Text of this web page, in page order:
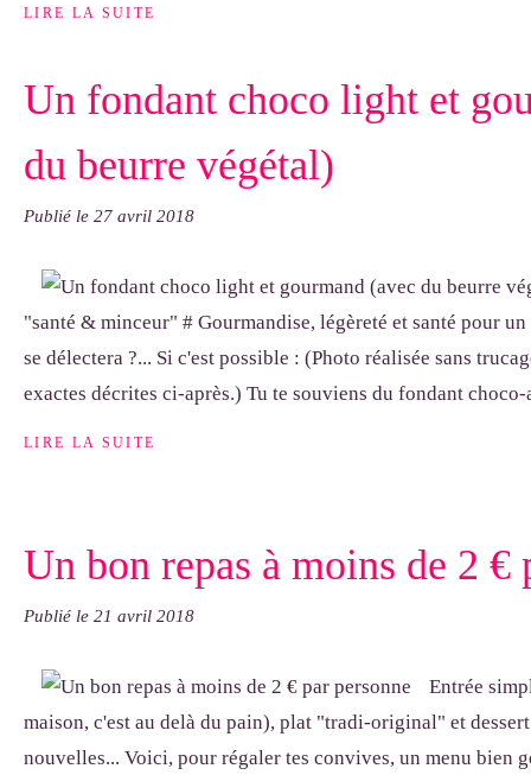
LIRE LA SUITE
Un fondant choco light et
du beurre végétal)
Publié le 27 avril 2018
"santé & minceur" # Gourmandise, légèreté et santé pour
se délectera ?... Si c'est possible : (Photo réalisée sans
exactes décrites ci-après.) Tu te souviens du fondant choco-
LIRE LA SUITE
Un bon repas à moins de 2 €
Publié le 21 avril 2018
Entrée
maison, c'est au delà du pain), plat "tradi-original" et
nouvelles... Voici, pour régaler tes convives, un menu bien